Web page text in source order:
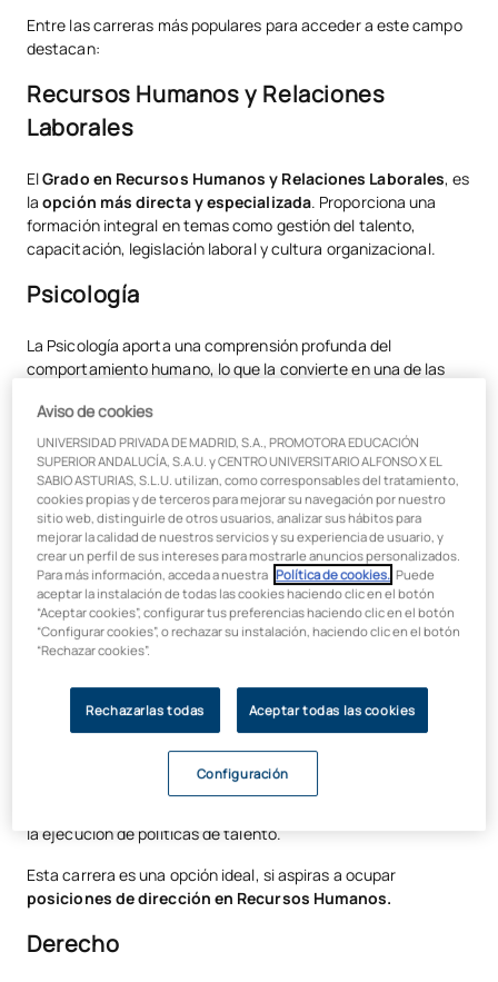
Certificaciones más valoradas en RRHH
Conclusión
Entre las carreras más populares para acceder a este campo
destacan:
Recursos Humanos y Relaciones
Laborales
ElGrado en Recursos Humanos y Relaciones Laborales, es
la opción más directa y especializada. Proporciona una
formación integral en temas como gestión del talento,
capacitación, legislación laboral y cultura organizacional.
Psicología
La Psicología aporta una comprensión profunda del
comportamiento humano, lo que la convierte en una de las
empresa. UnGrado en Psicología
motivaciones,emocionesy dinámicas interpersonales
que influyen en el entorno laboral. Esto resulta de vital
importancia en procesos como elreclutamientoo la
selección de personal.
Este grado es especialmente valioso si te interesa profundizar
en elbienestar del empleado, ya que las empresas están
cada vez más comprometidas en ofrecer un entorno laboral
saludable y equilibrado.
Administración de Empresas
Grado en ADEte brinda una base sólida en gestión
empresarial, incluyendo aspectos comofinanzas,
recursos humanos
permitirá comprender el contexto global en el que opera la
la ejecución de políticas de talento.
Esta carrera es una opción ideal, si aspiras a ocupar
posiciones de dirección en Recursos Humanos.
Derecho
Aviso de cookies
UNIVERSIDAD PRIVADA DE MADRID, S.A., PROMOTORA EDUCACIÓN
SUPERIOR ANDALUCÍA, S.A.U. y CENTRO UNIVERSITARIO ALFONSO X EL
SABIO ASTURIAS, S.L.U. utilizan, como corresponsables del tratamiento,
cookies propias y de terceros para mejorar su navegación por nuestro
sitio web, distinguirle de otros usuarios, analizar sus hábitos para
mejorar la calidad de nuestros servicios y su experiencia de usuario, y
crear un perfil de sus intereses para mostrarle anuncios personalizados.
Para más información, acceda a nuestra Política de cookies. . Puede
aceptar la instalación de todas las cookies haciendo clic en el botón
“Aceptar cookies”, configurar tus preferencias haciendo clic en el botón
“Configurar cookies”, o rechazar su instalación, haciendo clic en el botón
“Rechazar cookies”.
Rechazarlas todas Aceptar todas las cookies
Configuración